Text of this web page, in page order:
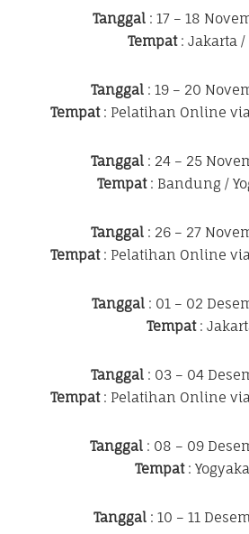
Tanggal: 17 – 18
Tempat: Jakarta /
Tanggal : 19 – 20
Tempat: Pelatihan Online
Tanggal: 24 – 25
Tempat: Bandung /
Tanggal : 26 – 27
Tempat: Pelatihan Online
Tanggal: 01 – 02
Tempat:
Tanggal: 03 – 04
Tempat: Pelatihan Online
Tanggal : 08 – 09
Tempat:
Tanggal : 10 – 11